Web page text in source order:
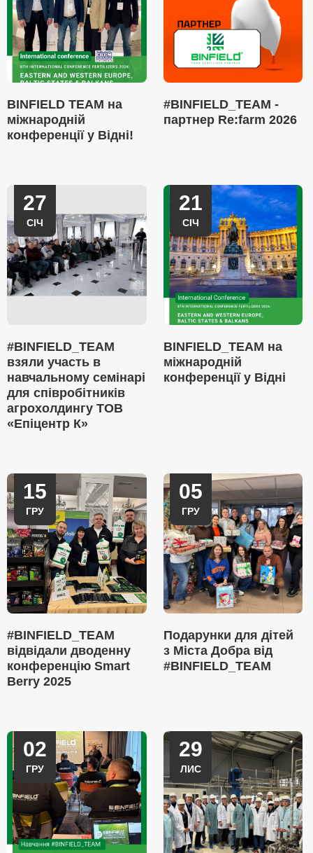
BINFIELD TEAM на
міжнародній
конференції у Відні!
#BINFIELD_TEAM -
партнер Re:farm 2026
27
СІЧ
#BINFIELD_TEAM
взяли участь в
навчальному семінарі
для співробітників
агрохолдингу ТОВ
«Епіцентр К»
21
СІЧ
BINFIELD_TEAM на
міжнародній
конференції у Відні
15
ГРУ
#BINFIELD_TEAM
відвідали дводенну
конференцію Smart
Berry 2025
05
ГРУ
Подарунки для дітей
з Міста Добра від
#BINFIELD_TEAM
02
ГРУ
29
ЛИС